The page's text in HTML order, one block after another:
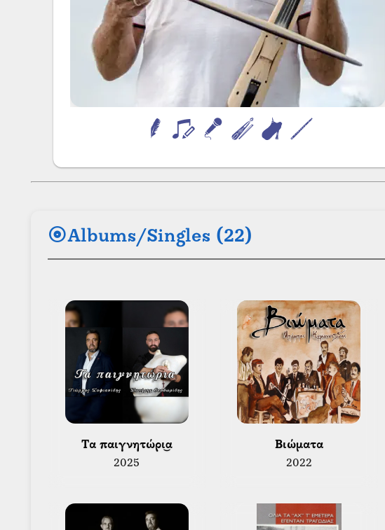
albumAlbums/Singles (22)
Τα παιγνητώρι͜α
2025
Βιώματα
2022